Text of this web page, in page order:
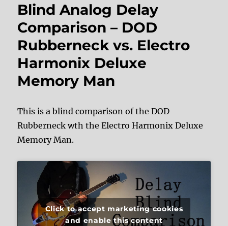
Blind Analog Delay
Comparison – DOD
Rubberneck vs. Electro
Harmonix Deluxe
Memory Man
This is a blind comparison of the DOD
Rubberneck wth the Electro Harmonix Deluxe
Memory Man.
Click to accept marketing cookies
and enable this content